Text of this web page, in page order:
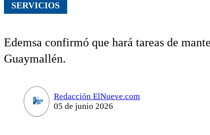
SERVICIOS
Edemsa confirmó que hará tareas de
Guaymallén.
Redacción ElNueve.com
05 de junio 2026